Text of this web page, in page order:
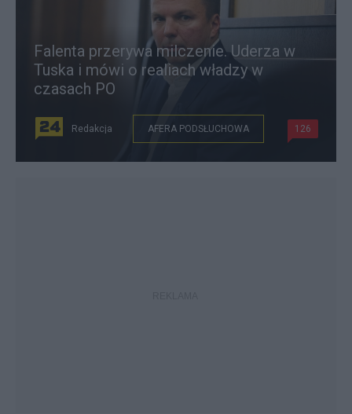
Falenta przerywa milczenie. Uderza w
Tuska i mówi o realiach władzy w
czasach PO
Redakcja AFERA PODSŁUCHOWA 126